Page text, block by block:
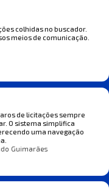
colhidas no buscador.
meios de comunicação.
de licitações sempre
O sistema simplifica
uma navegação
Guimarães